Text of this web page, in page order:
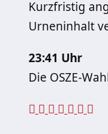
Kurzfristig
Urneninhalt
23:41 Uhr
Die OSZE-